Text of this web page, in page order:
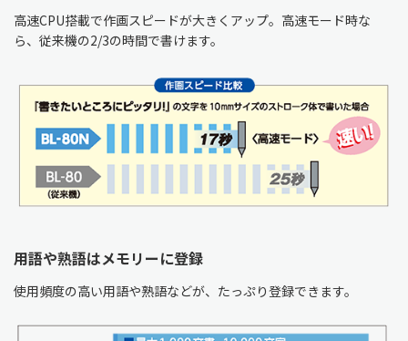
高速CPU搭載で作画スピードが大きくアップ。高速モード時な
ら、従来機の2/3の時間で書けます。
用語や熟語はメモリーに登録
使用頻度の高い用語や熟語などが、たっぷり登録できます。